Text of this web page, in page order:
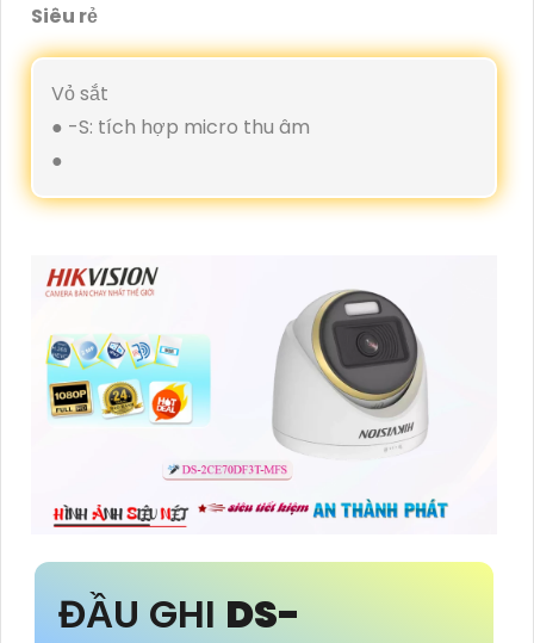
Siêu rẻ
Vỏ sắt
● -S: tích hợp micro thu âm
●
ĐẦU GHI DS-